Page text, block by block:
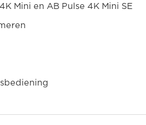
Mini en AB Pulse 4K Mini SE